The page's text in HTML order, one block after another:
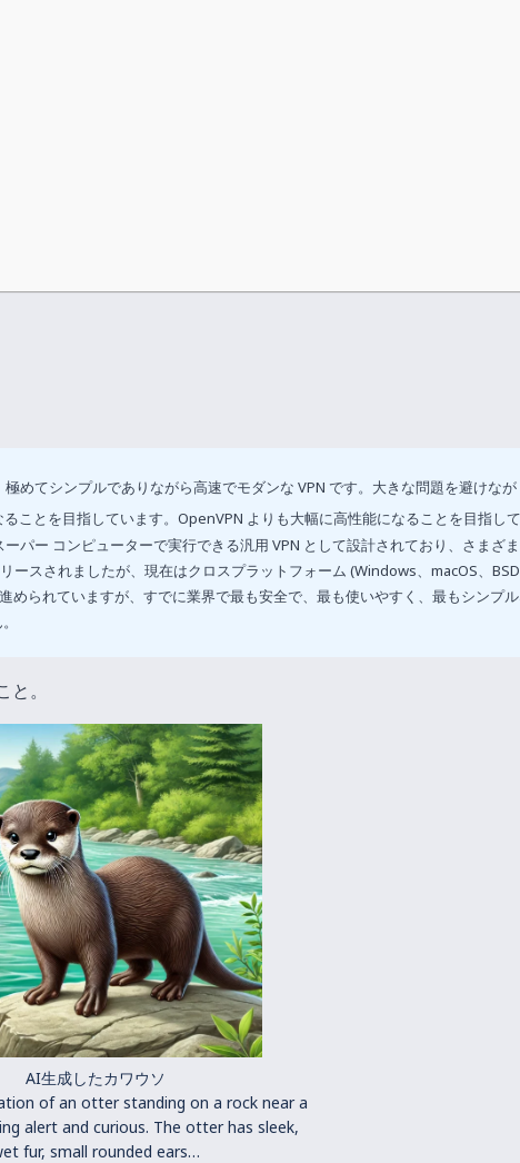
極めてシンプルでありながら高速でモダンな VPN です。大きな問題を避けなが
ことを目指しています。OpenVPN よりも大幅に高性能になることを目指し
パー コンピューターで実行できる汎用 VPN として設計されており、さまざ
ースされましたが、現在はクロスプラットフォーム (Windows、macOS、
められていますが、すでに業界で最も安全で、最も使いやすく、最もシンプ
。
AI生成したカワウソ
of an otter standing on a rock near a
alert and curious. The otter has sleek,
fur, small rounded ears…